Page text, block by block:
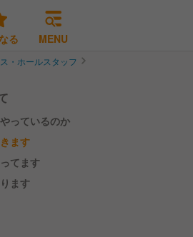
る MENU
・ホールスタッフ
っているのか
ます
てます
ます